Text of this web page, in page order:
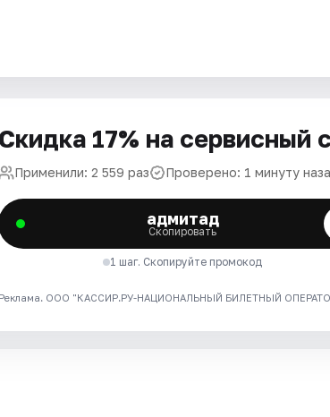
Скидка 17% на сервисный
Применили: 2 559 раз Проверено: 1 минуту
адмитад
Скопировать
1 шаг. Скопируйте промокод
Реклама. ООО "КАССИР.РУ-НАЦИОНАЛЬНЫЙ БИЛЕТНЫЙ